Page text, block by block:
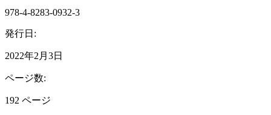
978-4-8283-0932-3
発行日:
2022年2月3日
ページ数:
192 ページ